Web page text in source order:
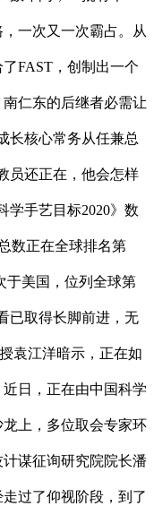
一次又一次霸占。从
FAST，创制出一个
仁东的后继者必需让
长核心常务从任兼总
员还正在，他会怎样
学手艺目标2020》数
数正在全球排名第
于美国，位列全球第
已取得长脚前进，无
袁江洋暗示，正在如
日，正在由中国科学
上，多位取会专家环
谋征询研究院院长潘
过了仰视阶段，到了